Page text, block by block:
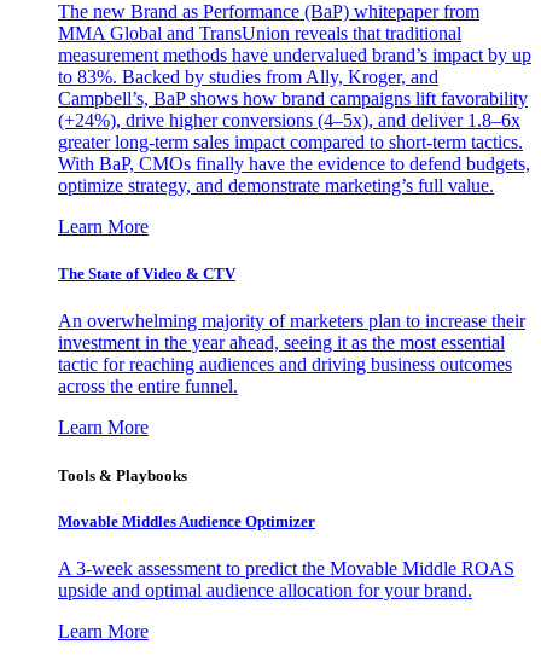
The new Brand as Performance (BaP) whitepaper from
MMA Global and TransUnion reveals that traditional
measurement methods have undervalued brand’s impact by up
to 83%. Backed by studies from Ally, Kroger, and
Campbell’s, BaP shows how brand campaigns lift favorability
(+24%), drive higher conversions (4–5x), and deliver 1.8–6x
greater long-term sales impact compared to short-term tactics.
With BaP, CMOs finally have the evidence to defend budgets,
optimize strategy, and demonstrate marketing’s full value.
Learn More
The State of Video & CTV
An overwhelming majority of marketers plan to increase their
investment in the year ahead, seeing it as the most essential
tactic for reaching audiences and driving business outcomes
across the entire funnel.
Learn More
Tools & Playbooks
Movable Middles Audience Optimizer
A 3-week assessment to predict the Movable Middle ROAS
upside and optimal audience allocation for your brand.
Learn More